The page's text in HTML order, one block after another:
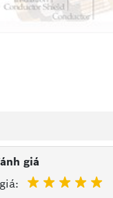
khí trơ
giá